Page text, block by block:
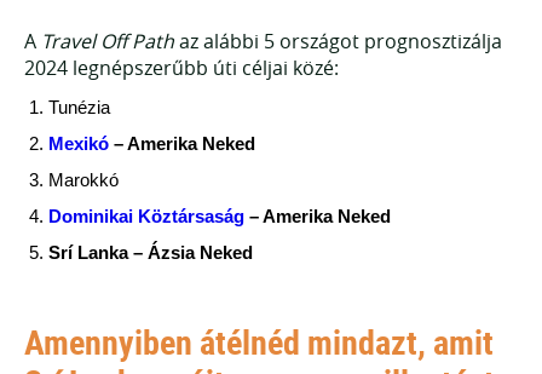
A Travel Off Pathaz alábbi 5 országot prognosztizálja
2024 legnépszerűbb úti céljai közé:
Tunézia
Mexikó – Amerika Neked
Marokkó
Dominikai Köztársaság – Amerika Neked
Srí Lanka – Ázsia Neked
Amennyiben átélnéd mindazt, amit